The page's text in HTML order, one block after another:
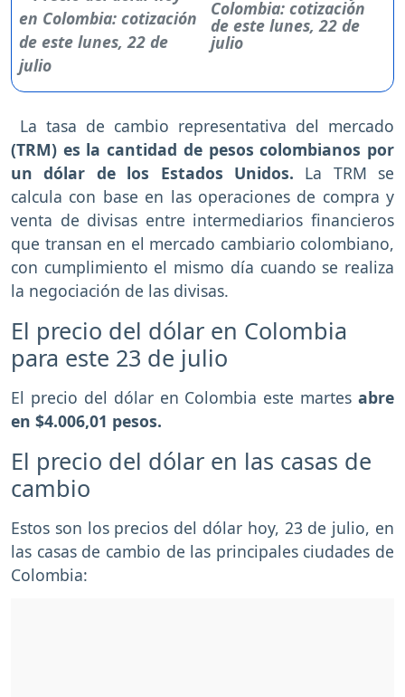
Colombia: cotización
de este lunes, 22 de
julio
La tasa de cambio representativa del mercado
(TRM) es la cantidad de pesos colombianos por
un dólar de los Estados Unidos. La TRM se
calcula con base en las operaciones de compra y
venta de divisas entre intermediarios financieros
que transan en el mercado cambiario colombiano,
con cumplimiento el mismo día cuando se realiza
la negociación de las divisas.
El precio del dólar en Colombia
para este 23 de julio
El precio del dólar en Colombia este martes abre
en $4.006,01 pesos.
El precio del dólar en las casas de
cambio
Estos son los precios del dólar hoy, 23 de julio, en
las casas de cambio de las principales ciudades de
Colombia: